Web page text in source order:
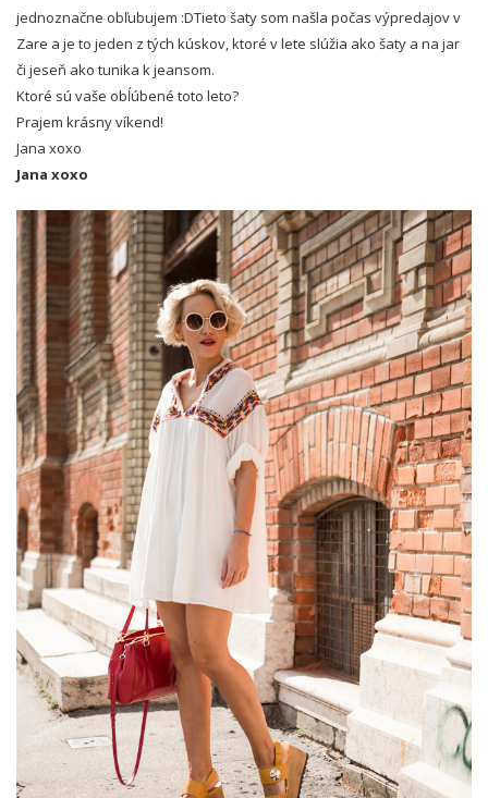
jednoznačne obľubujem :DTieto šaty som našla počas výpredajov v
Zare a je to jeden z tých kúskov, ktoré v lete slúžia ako šaty a na jar
či jeseň ako tunika k jeansom.
Ktoré sú vaše obĺúbené toto leto?
Prajem krásny víkend!
Jana xoxo
Jana xoxo